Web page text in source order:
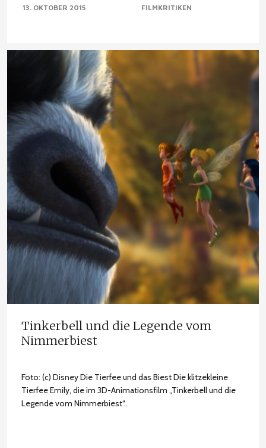
13. OKTOBER 2015 FILMKRITIKEN
Tinkerbell und die Legende vom
Nimmerbiest
Foto: (c) Disney Die Tierfee und das Biest Die klitzekleine
Tierfee Emily, die im 3D-Animationsfilm „Tinkerbell und die
Legende vom Nimmerbiest“..